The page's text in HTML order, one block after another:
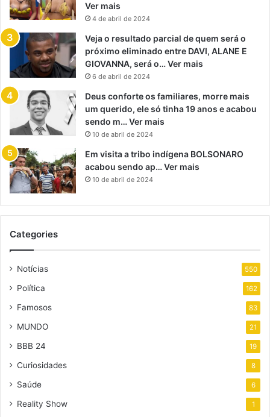
Ver mais
4 de abril de 2024
Veja o resultado parcial de quem será o
próximo eliminado entre DAVI, ALANE E
GIOVANNA, será o… Ver mais
6 de abril de 2024
Deus conforte os familiares, morre mais
um querido, ele só tinha 19 anos e acabou
sendo m… Ver mais
10 de abril de 2024
Em visita a tribo indígena BOLSONARO
acabou sendo ap… Ver mais
10 de abril de 2024
Categories
Notícias 550
Política 162
Famosos 83
MUNDO 21
BBB 24 19
Curiosidades 8
Saúde 6
Reality Show 1